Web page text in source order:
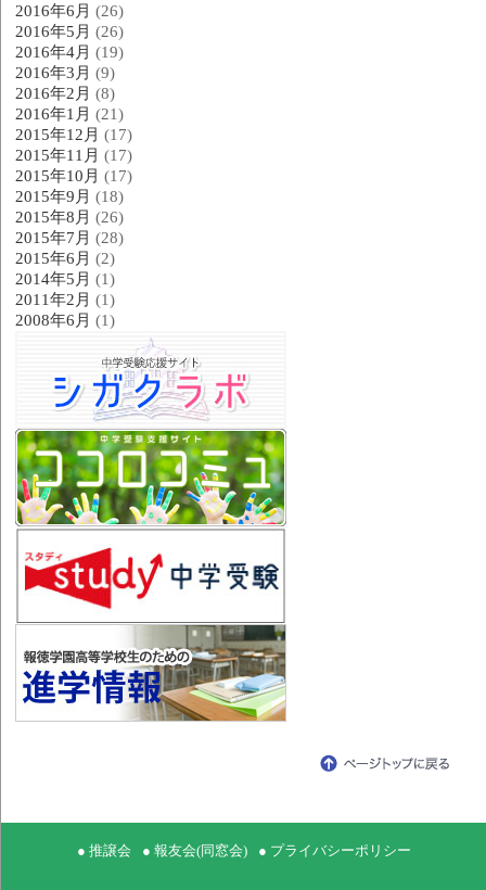
2016年6月 (26)
2016年5月 (26)
2016年4月 (19)
2016年3月 (9)
2016年2月 (8)
2016年1月 (21)
2015年12月 (17)
2015年11月 (17)
2015年10月 (17)
2015年9月 (18)
2015年8月 (26)
2015年7月 (28)
2015年6月 (2)
2014年5月 (1)
2011年2月 (1)
2008年6月 (1)
● 推譲会 ● 報友会(同窓会) ● プライバシーポリシー